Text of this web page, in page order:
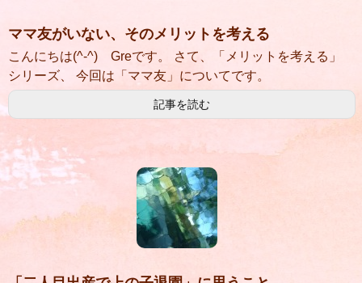
ママ友がいない、そのメリットを考える
こんにちは(^-^) Greです。 さて、「メリットを考える」
シリーズ、 今回は「ママ友」についてです。
記事を読む